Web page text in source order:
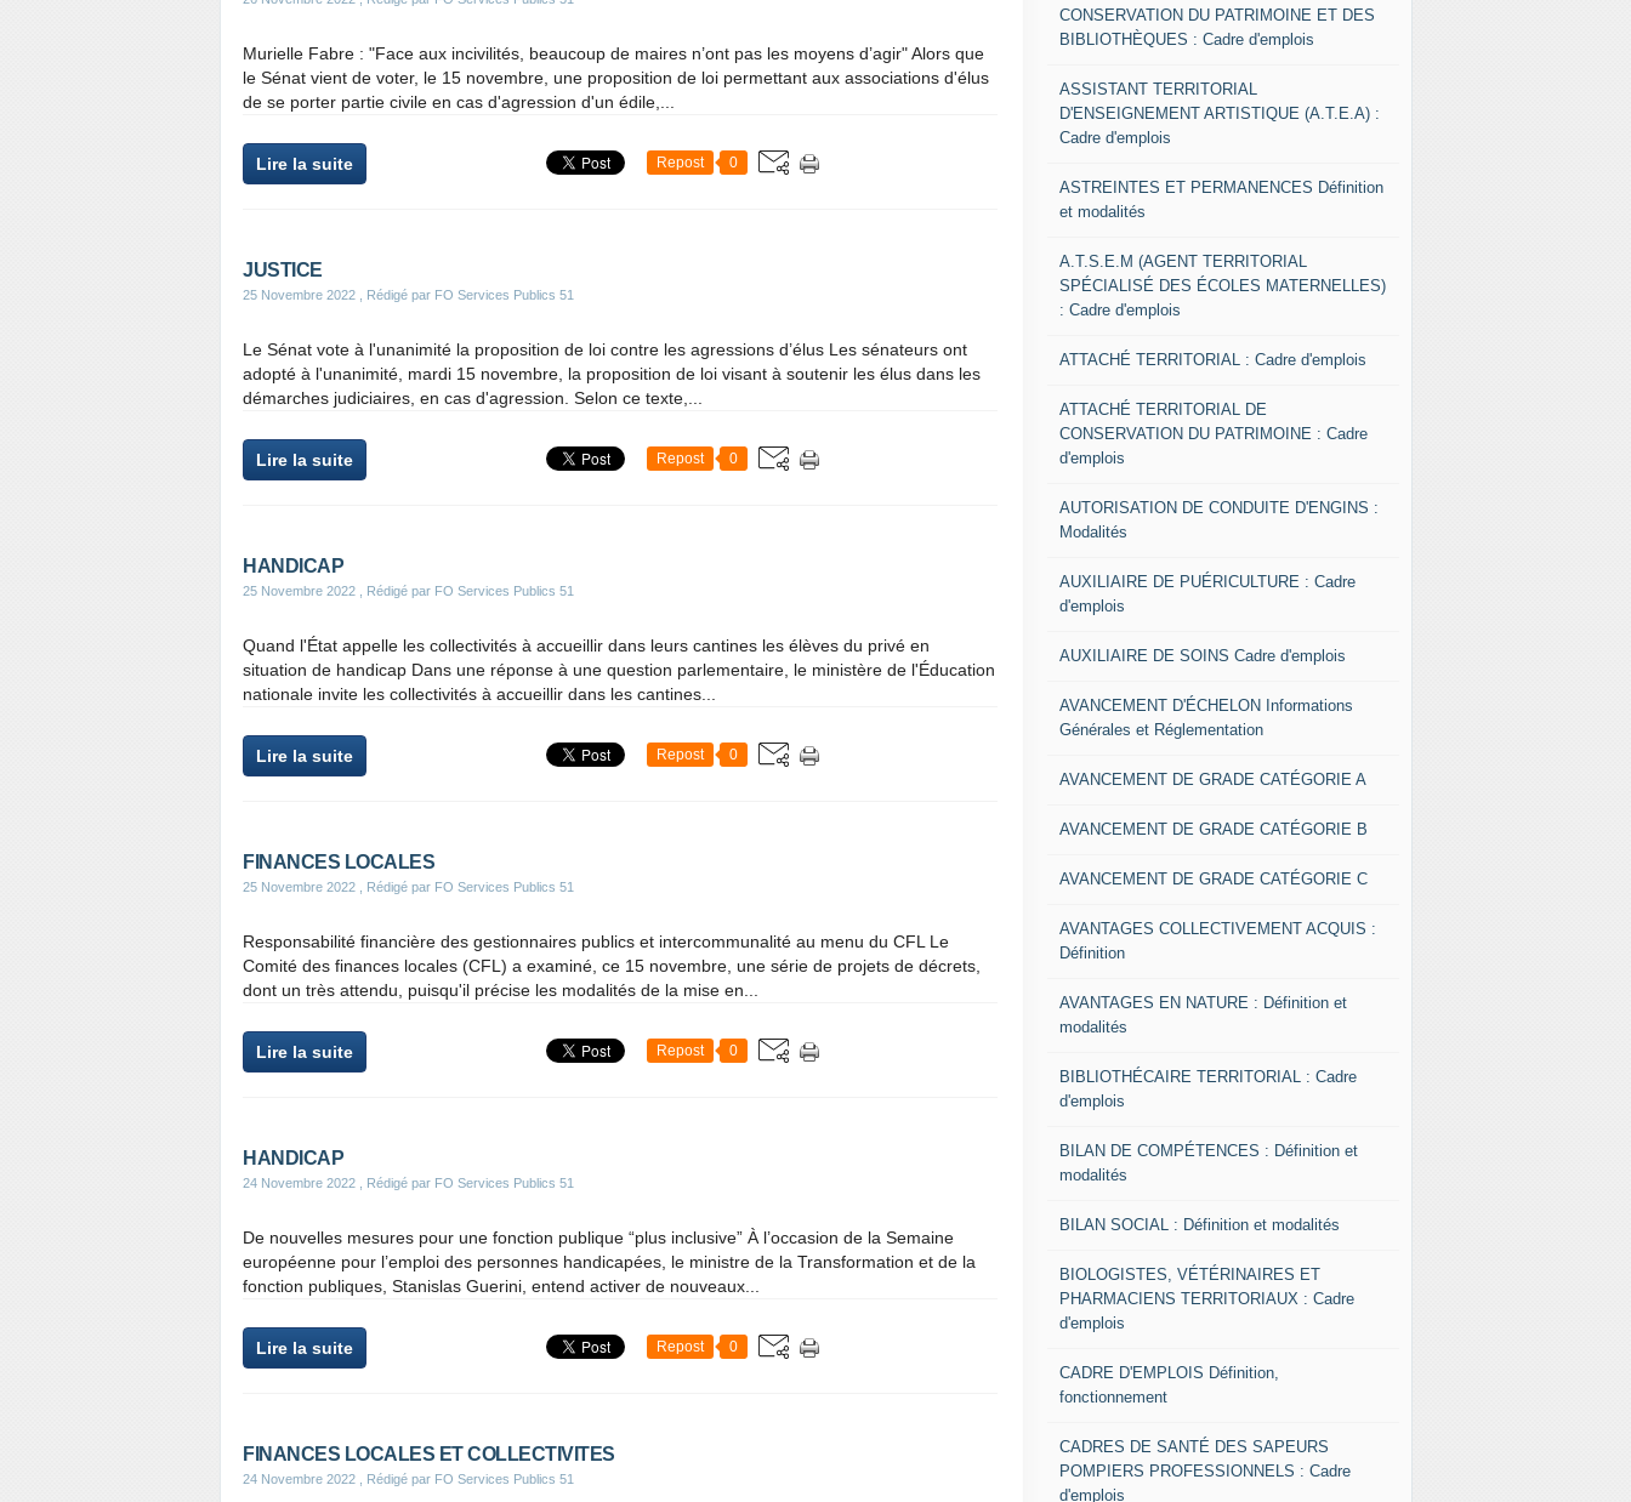
Murielle Fabre : "Face aux incivilités, beaucoup de maires n’ont pas les moyens d’agir" Alors que
le Sénat vient de voter, le 15 novembre, une proposition de loi permettant aux associations d'élus
de se porter partie civile en cas d'agression d'un édile,...
Lire la suite Repost 0
JUSTICE
25 Novembre 2022 , Rédigé par FO Services Publics 51
Le Sénat vote à l'unanimité la proposition de loi contre les agressions d’élus Les sénateurs ont
adopté à l'unanimité, mardi 15 novembre, la proposition de loi visant à soutenir les élus dans les
démarches judiciaires, en cas d'agression. Selon ce texte,...
Lire la suite Repost 0
HANDICAP
25 Novembre 2022 , Rédigé par FO Services Publics 51
Quand l'État appelle les collectivités à accueillir dans leurs cantines les élèves du privé en
situation de handicap Dans une réponse à une question parlementaire, le ministère de l'Éducation
nationale invite les collectivités à accueillir dans les cantines...
Lire la suite Repost 0
FINANCES LOCALES
25 Novembre 2022 , Rédigé par FO Services Publics 51
Responsabilité financière des gestionnaires publics et intercommunalité au menu du CFL Le
Comité des finances locales (CFL) a examiné, ce 15 novembre, une série de projets de décrets,
dont un très attendu, puisqu'il précise les modalités de la mise en...
Lire la suite Repost 0
HANDICAP
24 Novembre 2022 , Rédigé par FO Services Publics 51
De nouvelles mesures pour une fonction publique “plus inclusive” À l’occasion de la Semaine
européenne pour l’emploi des personnes handicapées, le ministre de la Transformation et de la
fonction publiques, Stanislas Guerini, entend activer de nouveaux...
Lire la suite Repost 0
FINANCES LOCALES ET COLLECTIVITES
24 Novembre 2022 , Rédigé par FO Services Publics 51
CONSERVATION DU PATRIMOINE ET DES
BIBLIOTHÈQUES : Cadre d'emplois
ASSISTANT TERRITORIAL
D'ENSEIGNEMENT ARTISTIQUE (A.T.E.A) :
Cadre d'emplois
ASTREINTES ET PERMANENCES Définition
et modalités
A.T.S.E.M (AGENT TERRITORIAL
SPÉCIALISÉ DES ÉCOLES MATERNELLES)
: Cadre d'emplois
ATTACHÉ TERRITORIAL : Cadre d'emplois
ATTACHÉ TERRITORIAL DE
CONSERVATION DU PATRIMOINE : Cadre
d'emplois
AUTORISATION DE CONDUITE D'ENGINS :
Modalités
AUXILIAIRE DE PUÉRICULTURE : Cadre
d'emplois
AUXILIAIRE DE SOINS Cadre d'emplois
AVANCEMENT D'ÉCHELON Informations
Générales et Réglementation
AVANCEMENT DE GRADE CATÉGORIE A
AVANCEMENT DE GRADE CATÉGORIE B
AVANCEMENT DE GRADE CATÉGORIE C
AVANTAGES COLLECTIVEMENT ACQUIS :
Définition
AVANTAGES EN NATURE : Définition et
modalités
BIBLIOTHÉCAIRE TERRITORIAL : Cadre
d'emplois
BILAN DE COMPÉTENCES : Définition et
modalités
BILAN SOCIAL : Définition et modalités
BIOLOGISTES, VÉTÉRINAIRES ET
PHARMACIENS TERRITORIAUX : Cadre
d'emplois
CADRE D'EMPLOIS Définition,
fonctionnement
CADRES DE SANTÉ DES SAPEURS
POMPIERS PROFESSIONNELS : Cadre
d'emplois